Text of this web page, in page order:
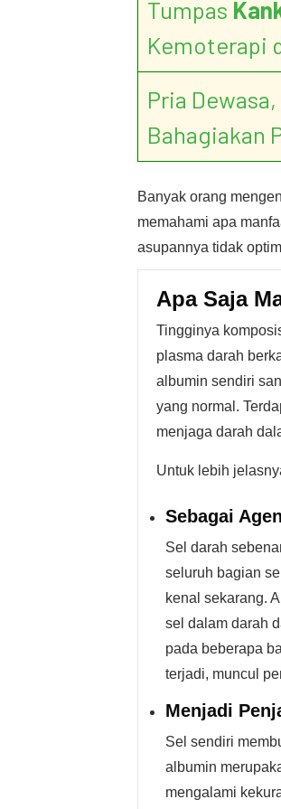
Tumpas
Kemoterapi
Pria Dewasa,
Bahagiakan
Banyak orang
memahami apa
asupannya tidak
Apa Saja
Tingginya
plasma darah
albumin sendiri
yang normal.
menjaga darah
Untuk lebih
Sebagai
Sel darah
seluruh bagian
kenal sekarang.
sel dalam darah
pada beberapa
terjadi, muncul
Menjadi
Sel sendiri
albumin
mengalami